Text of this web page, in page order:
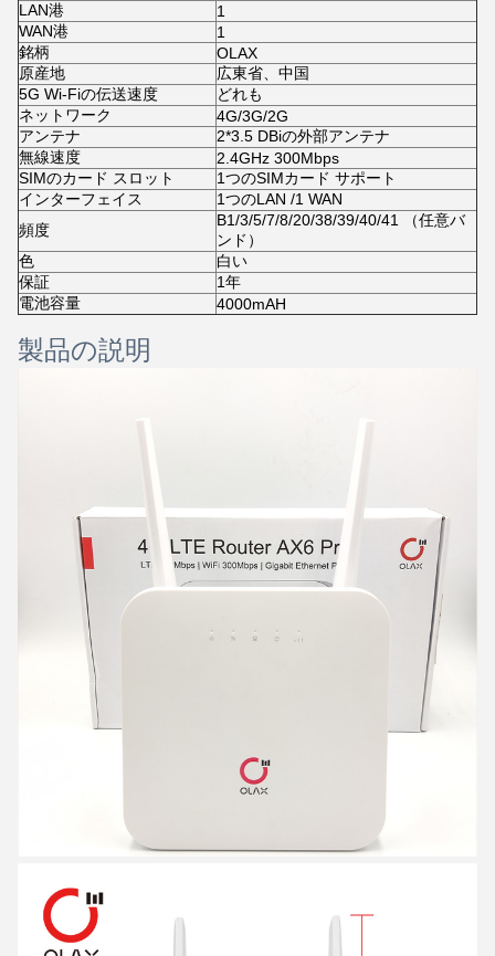
LAN港
1
WAN港
1
銘柄
OLAX
原産地
広東省、中国
5G Wi-Fiの伝送速度
どれも
ネットワーク
4G/3G/2G
アンテナ
2*3.5 DBiの外部アンテナ
無線速度
2.4GHz 300Mbps
SIMのカード スロット
1つのSIMカード サポート
インターフェイス
1つのLAN /1 WAN
頻度
B1/3/5/7/8/20/38/39/40/41 （任意バ
ンド）
色
白い
保証
1年
電池容量
4000mAH
製品の説明